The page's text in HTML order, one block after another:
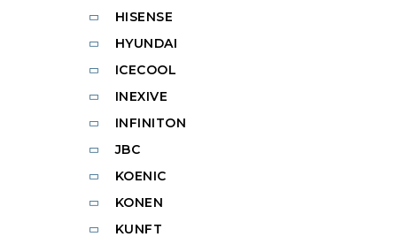
HISENSE
HYUNDAI
ICECOOL
INEXIVE
INFINITON
JBC
KOENIC
KONEN
KUNFT